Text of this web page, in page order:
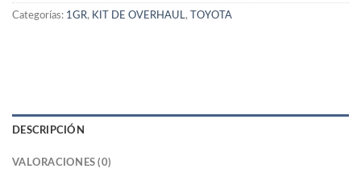
Categorías: 1GR, KIT DE OVERHAUL , TOYOTA
DESCRIPCIÓN
VALORACIONES (0)